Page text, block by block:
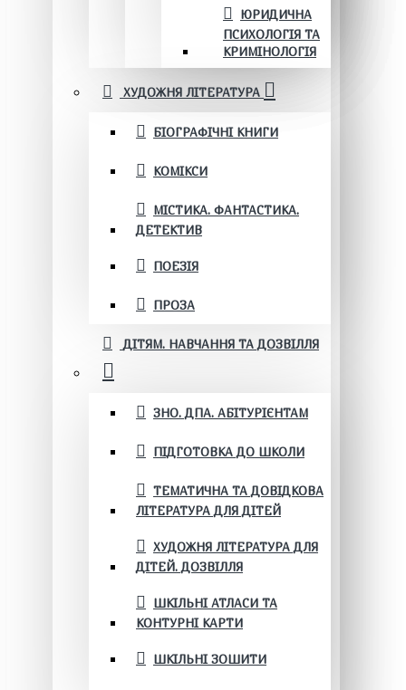
ЮРИДИЧНА
ПСИХОЛОГІЯ ТА
КРИМІНОЛОГІЯ
ХУДОЖНЯ ЛІТЕРАТУРА
БІОГРАФІЧНІ КНИГИ
КОМІКСИ
МІСТИКА. ФАНТАСТИКА.
ДЕТЕКТИВ
ПОЕЗІЯ
ПРОЗА
ДІТЯМ. НАВЧАННЯ ТА ДОЗВІЛЛЯ
ЗНО. ДПА. АБІТУРІЄНТАМ
ПІДГОТОВКА ДО ШКОЛИ
ТЕМАТИЧНА ТА ДОВІДКОВА
ЛІТЕРАТУРА ДЛЯ ДІТЕЙ
ХУДОЖНЯ ЛІТЕРАТУРА ДЛЯ
ДІТЕЙ. ДОЗВІЛЛЯ
ШКІЛЬНІ АТЛАСИ ТА
КОНТУРНІ КАРТИ
ШКІЛЬНІ ЗОШИТИ